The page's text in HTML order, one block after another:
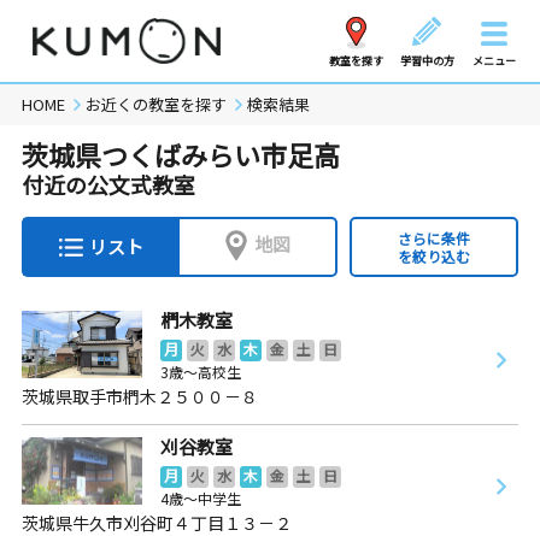
教室を探す 学習中の方 メニュー
HOME お近くの教室を探す 検索結果
茨城県つくばみらい市足高
付近の公文式教室
リスト 地図
さらに条件
を絞り込む
椚木教室
月 火 水 木 金 土
日
3歳～高校生
茨城県取手市椚木２５００－８
刈谷教室
月 火 水 木 金 土
日
4歳～中学生
茨城県牛久市刈谷町４丁目１３－２